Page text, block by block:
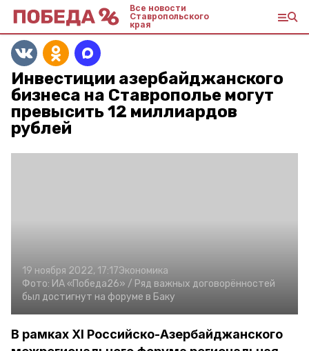
Все новости
Ставропольского
края
Инвестиции азербайджанского
бизнеса на Ставрополье могут
превысить 12 миллиардов
рублей
19 ноября 2022, 17:17Экономика
Фото: ИА «Победа26» / Ряд важных договорённостей
был достигнут на форуме в Баку
В рамках XI Российско-Азербайджанского